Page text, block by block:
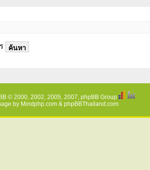
© 2000, 2002, 2005, 2007, phpBB Group
by Mindphp.com& phpBBThailand.com